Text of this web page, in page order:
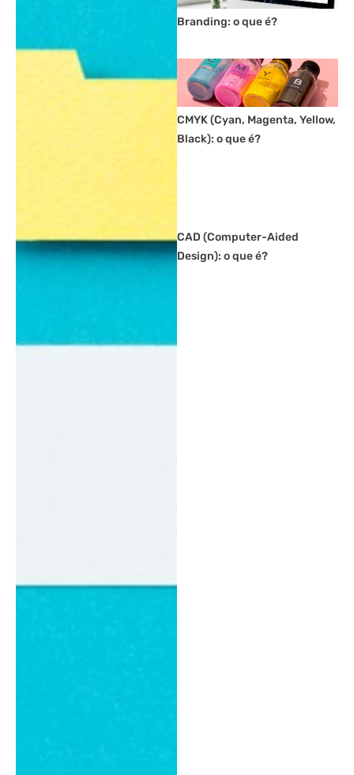
Branding: o que é?
CMYK (Cyan, Magenta, Yellow,
Black): o que é?
CAD (Computer-Aided
Design): o que é?